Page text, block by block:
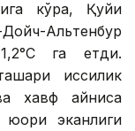
кўра, Қуйи
Альтенбур
га етди.
иссиқлик
хавф айниқса
эканлиги